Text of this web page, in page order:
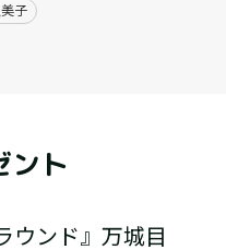
子
ント
ウンド』万城目